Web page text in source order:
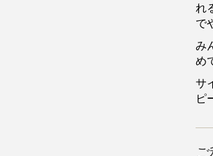
れ
で
み
め
サ
ピ